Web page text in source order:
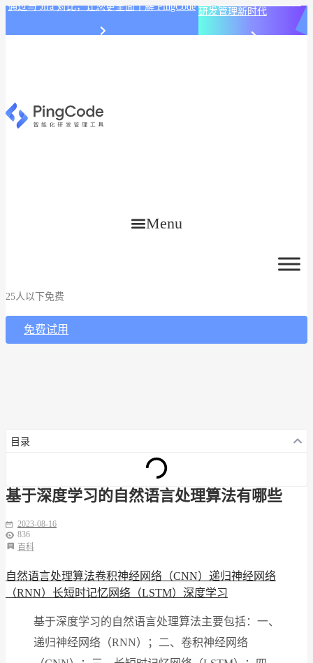
通过与 Jira 对比，让您更全面了解 PingCode 研发管理新时代
Menu
25人以下免费
免费试用
目录
基于深度学习的自然语言处理算法有哪些
2023-08-16
836
百科
自然语言处理算法卷积神经网络（CNN） 递归神经网络
（RNN） 长短时记忆网络（LSTM） 深度学习
基于深度学习的自然语言处理算法主要包括：一、
递归神经网络（RNN）；二、卷积神经网络